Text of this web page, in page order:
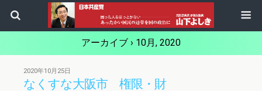
アーカイブ › 10月, 2020
2020年10月25日
なくすな大阪市 権限・財